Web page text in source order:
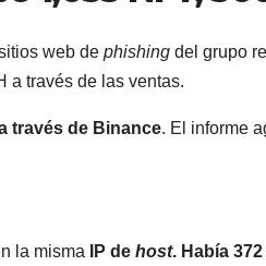
web de phishing del grupo
a través de las ventas.
través de Binance. El informe
la misma IP de host. Había